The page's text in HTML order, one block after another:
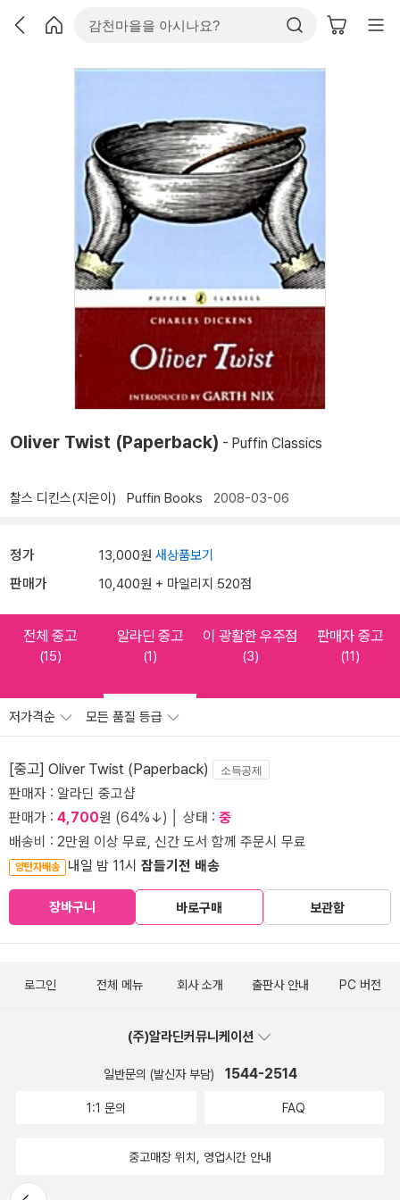
Oliver Twist (Paperback) - Puffin Classics
찰스 디킨스(지은이) Puffin Books 2008-03-06
정가 13,000원 새상품보기
판매가 10,400원 + 마일리지 520점
전체 중고
(15)
알라딘 중고
(1)
이 광활한 우주점
(3)
판매자 중고
(11)
저가격순 모든 품질 등급
[중고] Oliver Twist (Paperback) 소득공제
판매자 : 알라딘 중고샵
판매가 : 4,700원 (64%↓) │ 상태 : 중
배송비 : 2만원 이상 무료, 신간 도서 함께 주문시 무료
양탄자배송 내일 밤 11시 잠들기전 배송
장바구니 바로구매 보관함
뒤로가
로그인 전체 메뉴 회사 소개 출판사 안내 PC 버전
(주)알라딘커뮤니케이션
일반문의 (발신자 부담) 1544-2514
1:1 문의 FAQ
중고매장 위치, 영업시간 안내